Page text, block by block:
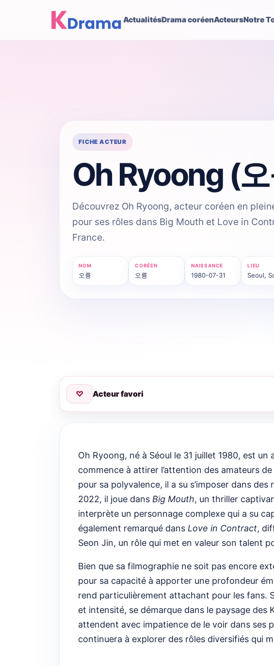
ActualitésDrama coréenActeursNotre
FICHE ACTEUR
Oh Ryoong (
Découvrez Oh Ryoong, acteur coréen en
pour ses rôles dans Big Mouth et Love in
France.
NOM
오륭
CORÉEN
오륭
NAISSANCE
1980-07-31
LIEU
Seoul,
♡ Acteur favori
Oh Ryoong, né à Séoul le 31 juillet 1980, est
commence à attirer l’attention des amateurs
pour sa polyvalence, il a su s’imposer dans des
2022, il joue dans Big Mouth, un thriller
interprète un personnage complexe qui a su
également remarqué dans Love in Contract,
Seon Jin, un rôle qui met en valeur son talent
Bien que sa filmographie ne soit pas encore
pour sa capacité à apporter une profondeur
rend particulièrement attachant pour les fans.
et intensité, se démarque dans le paysage des
attendent avec impatience de le voir dans ses
continuera à explorer des rôles diversifiés qui